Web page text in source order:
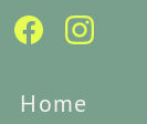
Home